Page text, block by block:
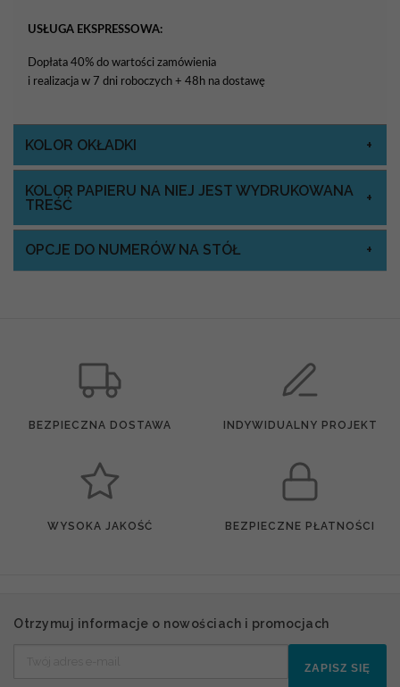
USŁUGA EKSPRESSOWA:
Dopłata 40% do wartości zamówienia
i realizacja w 7 dni roboczych + 48h na dostawę
KOLOR OKŁADKI
KOLOR PAPIERU NA NIEJ JEST WYDRUKOWANA
TREŚĆ
OPCJE DO NUMERÓW NA STÓŁ
BEZPIECZNA DOSTAWA INDYWIDUALNY PROJEKT
WYSOKA JAKOŚĆ BEZPIECZNE PŁATNOŚCI
Otrzymuj informacje o nowościach i promocjach
ZAPISZ SIĘ